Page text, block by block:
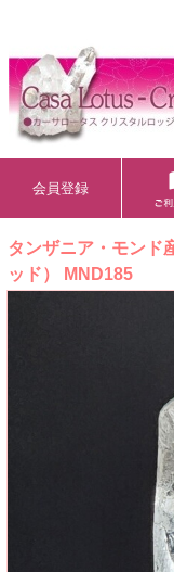
会員登録
タンザニア・モンド
ッド） MND185